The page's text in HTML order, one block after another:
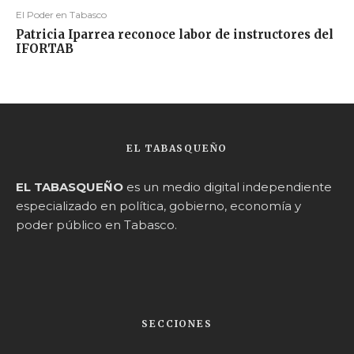
El Poder en Tabasco
Patricia Iparrea reconoce labor de instructores del
IFORTAB
EL TABASQUEÑO
EL TABASQUEÑO es un medio digital independiente
especializado en política, gobierno, economía y
poder público en Tabasco.
SECCIONES